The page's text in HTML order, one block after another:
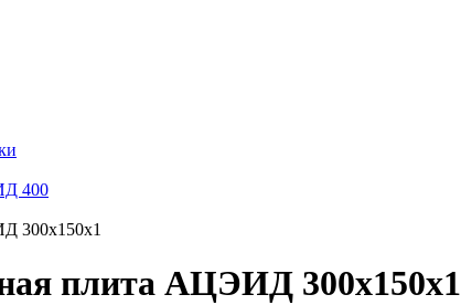
400
300x150x1
плита АЦЭИД 300x150x1